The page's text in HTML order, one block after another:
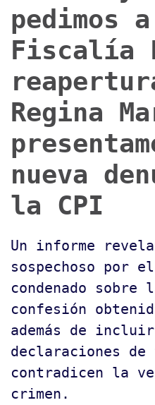
pedimos
Fiscalía
Regina
nueva
la CPI
Un informe
sospechoso por
condenado sobre
confesión
además de
declaraciones
contradicen la
crimen.